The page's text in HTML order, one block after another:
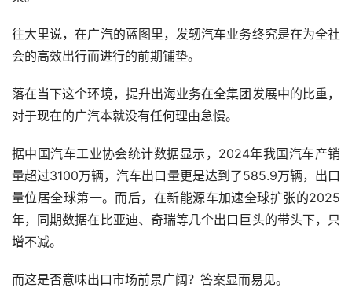
往大里说，在广汽的蓝图里，发轫汽车业务终究是在为全社
会的高效出行而进行的前期铺垫。
落在当下这个环境，提升出海业务在全集团发展中的比重，
对于现在的广汽本就没有任何理由怠慢。
据中国汽车工业协会统计数据显示，2024年我国汽车产销
量超过3100万辆，汽车出口量更是达到了585.9万辆，出口
量位居全球第一。而后，在新能源车加速全球扩张的2025
年，同期数据在比亚迪、奇瑞等几个出口巨头的带头下，只
增不减。
而这是否意味出口市场前景广阔？答案显而易见。